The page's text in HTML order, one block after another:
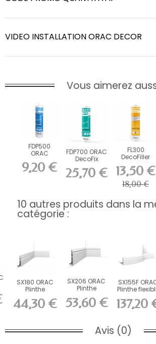
VIDEO INSTALLATION ORAC DECOR
Vous aimerez
FDP500
ORAC
DecoFix Pro
310 ml
9,20 €
FDP700 ORAC
DecoFix
Power 290 ml
25,70 €
FL300
DecoFiller
13,50 €
18,00 €
10 autres produits dans la
catégorie :
SX180 ORAC
Plinthe
Duropolymer
L200 x H12...
44,30 €
SX206 ORAC
Plinthe
Duropolymer
L200 x H18...
53,60 €
SX155F
Plinthe
Flex L200 x...
137,20
Avis (0)